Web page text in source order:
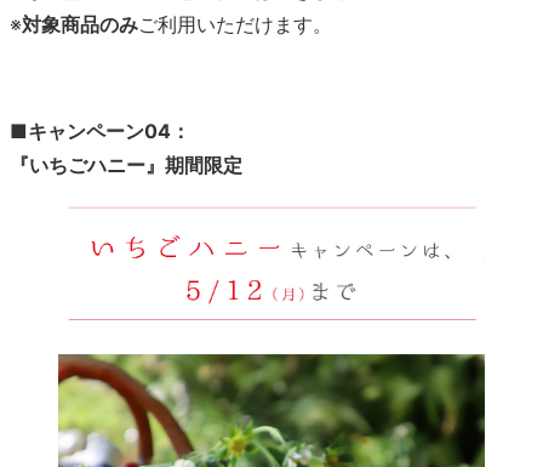
※対象商品のみご利用いただけます。
■キャンペーン04：
『いちごハニー』期間限定